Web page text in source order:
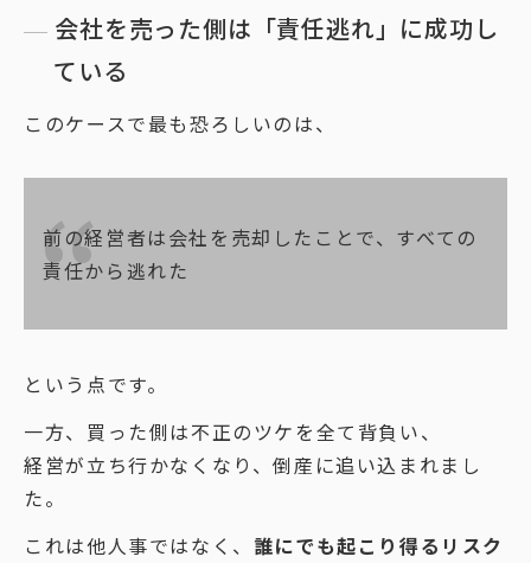
会社を売った側は「責任逃れ」に成功し
ている
このケースで最も恐ろしいのは、
前の経営者は会社を売却したことで、すべての
責任から逃れた
という点です。
一方、買った側は不正のツケを全て背負い、
経営が立ち行かなくなり、倒産に追い込まれまし
た。
これは他人事ではなく、 誰にでも起こり得るリスク